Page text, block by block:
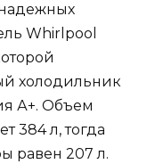
Whirlpool
холодильник
А+. Объем
384 л, тогда
равен 207 л.